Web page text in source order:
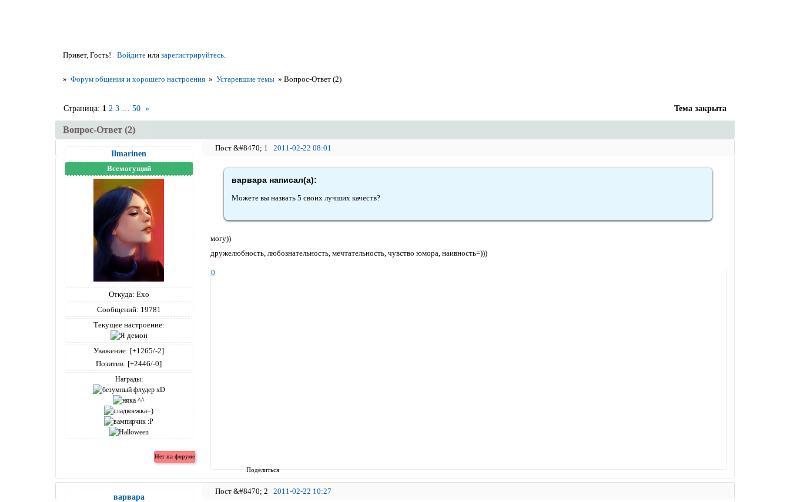
Привет, Гость! Войдитеили зарегистрируйтесь.
» Форум общения и хорошего настроения » Устаревшие темы »Вопрос-Ответ (2)
Вопрос-Ответ (2)
Страница: 1 2 3 50 » Тема закрыта
Поделиться
1 2011-02-22 08:01
Ilmarinen
Всемогущий
Откуда: Ехо
Сообщений: 19781
Текущее настроение:
Уважение: [+1265/-2]
Позитив: [+2446/-0]
Награды:
варвара написал(а):
Можете вы назвать 5 своих лучших качеств?
могу))
дружелюбность, любознательность, мечтательность, чувство юмора, наивность=)))
0
2 2011-02-22 10:27
варвара